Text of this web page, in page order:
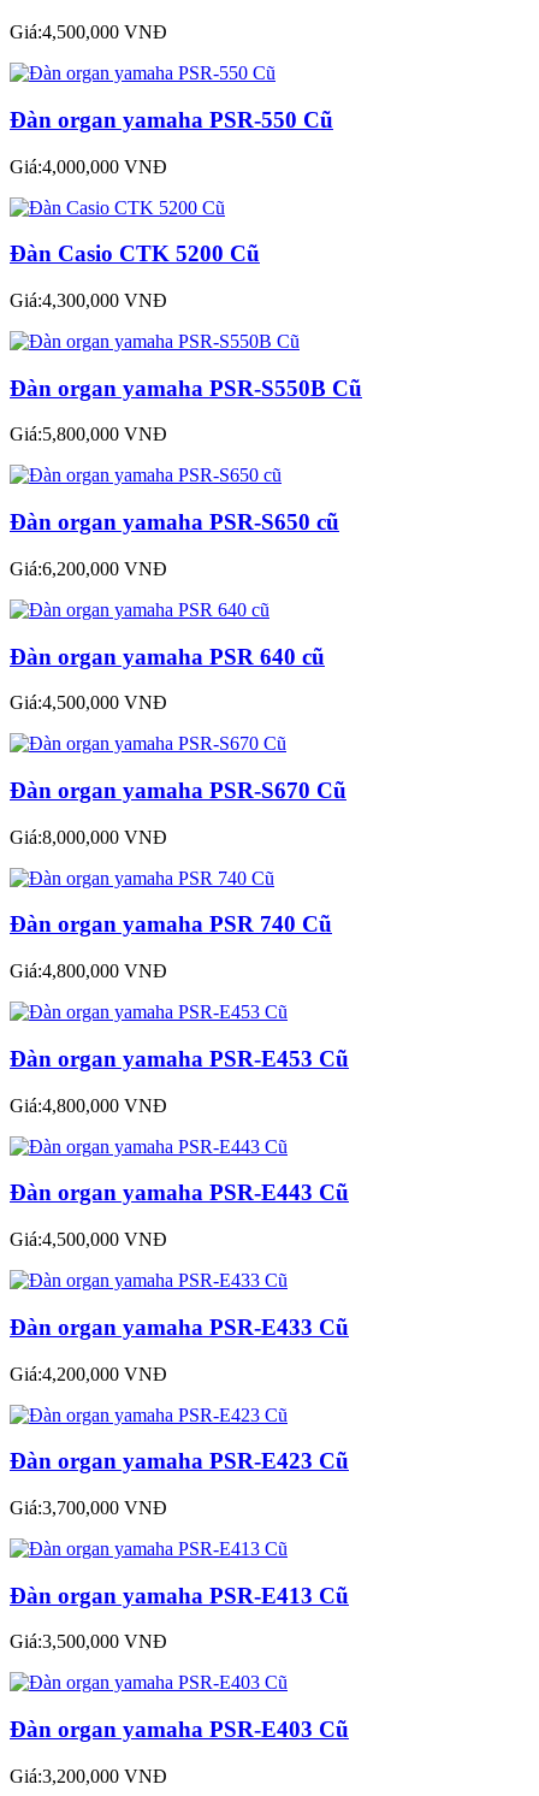
Giá:4,500,000 VNĐ
Đàn organ yamaha PSR-550 Cũ
Giá:4,000,000 VNĐ
Đàn Casio CTK 5200 Cũ
Giá:4,300,000 VNĐ
Đàn organ yamaha PSR-S550B Cũ
Giá:5,800,000 VNĐ
Đàn organ yamaha PSR-S650 cũ
Giá:6,200,000 VNĐ
Đàn organ yamaha PSR 640 cũ
Giá:4,500,000 VNĐ
Đàn organ yamaha PSR-S670 Cũ
Giá:8,000,000 VNĐ
Đàn organ yamaha PSR 740 Cũ
Giá:4,800,000 VNĐ
Đàn organ yamaha PSR-E453 Cũ
Giá:4,800,000 VNĐ
Đàn organ yamaha PSR-E443 Cũ
Giá:4,500,000 VNĐ
Đàn organ yamaha PSR-E433 Cũ
Giá:4,200,000 VNĐ
Đàn organ yamaha PSR-E423 Cũ
Giá:3,700,000 VNĐ
Đàn organ yamaha PSR-E413 Cũ
Giá:3,500,000 VNĐ
Đàn organ yamaha PSR-E403 Cũ
Giá:3,200,000 VNĐ